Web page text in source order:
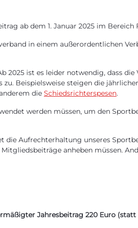
ab dem 1. Januar 2025 im Bereich
in einem außerordentlichen
ist es leider notwendig, dass die
Beispielsweise steigen die
die Schiedsrichterspesen.
werden müssen, um den
die Aufrechterhaltung unseres
anheben müssen.
Jahresbeitrag 220 Euro (statt